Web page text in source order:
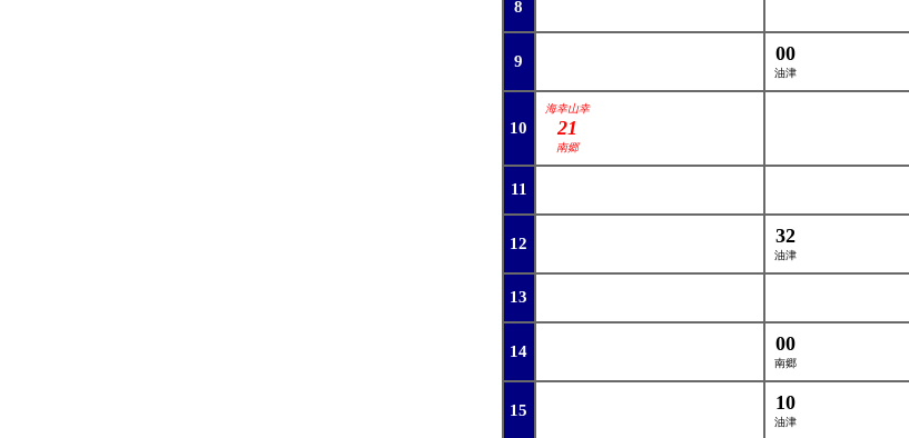
8
9 00
油津
10
海幸山幸
21
南郷
11
12 32
油津
13
14 00
南郷
15 10
油津